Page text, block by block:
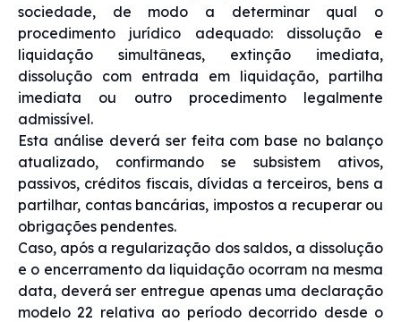
sociedade, de modo a determinar qual o
procedimento jurídico adequado: dissolução e
liquidação simultâneas, extinção imediata,
dissolução com entrada em liquidação, partilha
imediata ou outro procedimento legalmente
admissível.
Esta análise deverá ser feita com base no balanço
atualizado, confirmando se subsistem ativos,
passivos, créditos fiscais, dívidas a terceiros, bens a
partilhar, contas bancárias, impostos a recuperar ou
obrigações pendentes.
Caso, após a regularização dos saldos, a dissolução
e o encerramento da liquidação ocorram na mesma
data, deverá ser entregue apenas uma declaração
modelo 22 relativa ao período decorrido desde o